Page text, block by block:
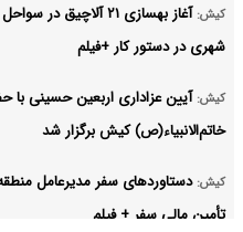
کیش:
آغاز بهسازی ۲۱
شهری در دستور کار +فیلم
کیش: آیین عزاداری اربعین حسینی
خاتم‌الانبیاء(ص) کیش برگزار شد
کیش: دستاوردهای سفر مدیرعامل
تأمین مالی سفر + فیلم